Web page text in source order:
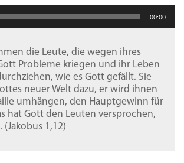
00:00
die Leute, die wegen ihres
Probleme kriegen und ihr Leben
wie es Gott gefällt. Sie
neuer Welt dazu, er wird ihnen
umhängen, den Hauptgewinn für
hat Gott den Leuten versprochen,
1,12)